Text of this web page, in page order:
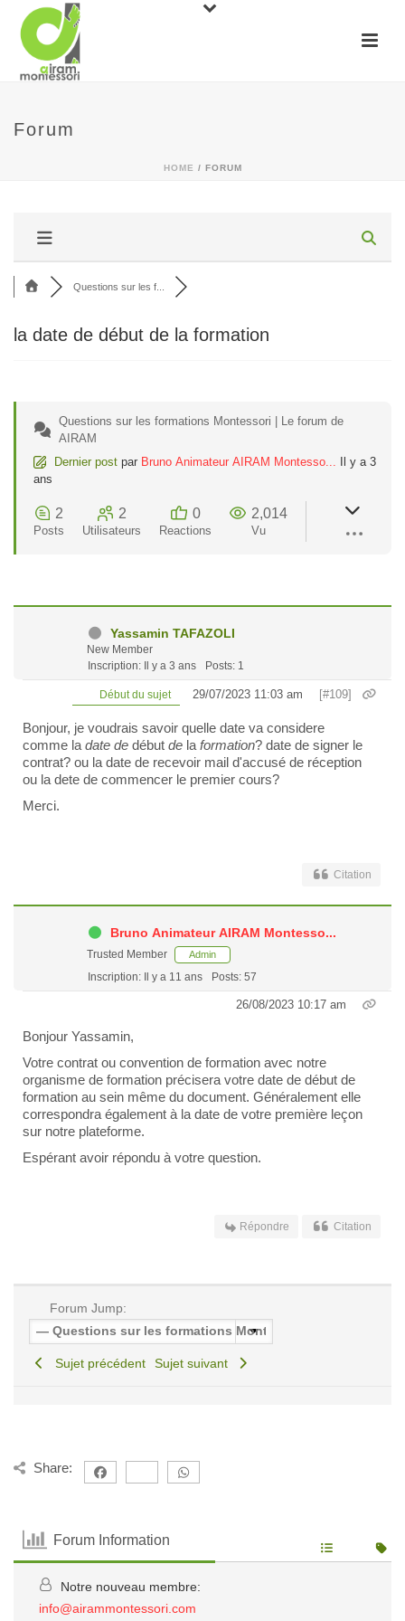
Forum
HOME / FORUM
Questions sur les f...
la date de début de la formation
Questions sur les formations Montessori | Le forum de
AIRAM
Dernier post par Bruno Animateur AIRAM Montesso...
Il y a 3
ans
2
Posts
2
Utilisateurs
0
Reactions
2,014
Vu
Yassamin TAFAZOLI
New Member
Inscription: Il y a 3 ans
Posts: 1
Début du sujet 29/07/2023 11:03 am [#109]
Bonjour, je voudrais savoir quelle date va considere
comme la date de début de la formation? date de signer le
contrat? ou la date de recevoir mail d'accusé de réception
ou la dete de commencer le premier cours?
Merci.
Citation
Bruno Animateur AIRAM Montesso...
Trusted Member Admin
Inscription: Il y a 11 ans Posts: 57
26/08/2023 10:17 am
Bonjour Yassamin,
Votre contrat ou convention de formation avec notre
organisme de formation précisera votre date de début de
formation au sein même du document. Généralement elle
correspondra également à la date de votre première leçon
sur notre plateforme.
Espérant avoir répondu à votre question.
Répondre Citation
Forum Jump:
Sujet précédent Sujet suivant
Share:
Forum Information
Notre nouveau membre:
info@airammontessori.com